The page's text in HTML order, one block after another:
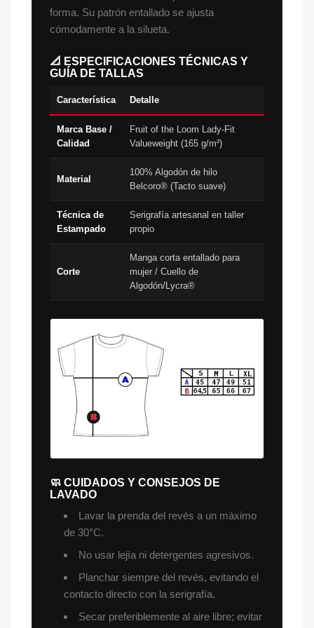
forma. Su patrón entallado se ajusta
cómodamente a la silueta.
📐 ESPECIFICACIONES TÉCNICAS Y
GUÍA DE TALLAS
Característica Detalle
Marca Base /
Calidad
Fruit of the Loom Lady-Fit
Valueweight (165 g/m²)
Material
100% Algodón de hilo
Belcoro® (Tacto suave)
Técnica de
Estampado
Serigrafía artesanal en taller
propio
Corte
Manga corta entallado para
mujer / Cuello de
Algodón/Lycra®
🧼 CUIDADOS Y CONSEJOS DE
LAVADO
Lavar la prenda del revés a un máximo
de 30°C.
No usar lejía ni detergentes agresivos.
Planchar siempre del revés, evitando el
contacto directo con la serigrafía.
Secar preferiblemente al aire libre; evitar